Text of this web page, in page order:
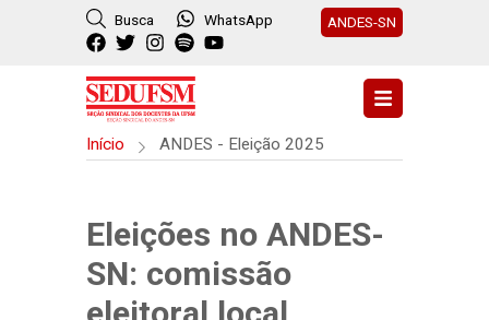
Busca WhatsApp ANDES-SN
Início ANDES - Eleição 2025
Eleições no ANDES-
SN: comissão